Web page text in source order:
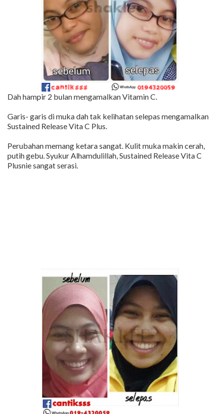
Dah hampir 2 bulan mengamalkan Vitamin C.
Garis- garis di muka dah tak kelihatan selepas mengamalkan
Sustained Release Vita C Plus.
Perubahan memang ketara sangat. Kulit muka makin cerah,
putih gebu. Syukur Alhamdulillah, Sustained Release Vita C
Plusnie sangat serasi.